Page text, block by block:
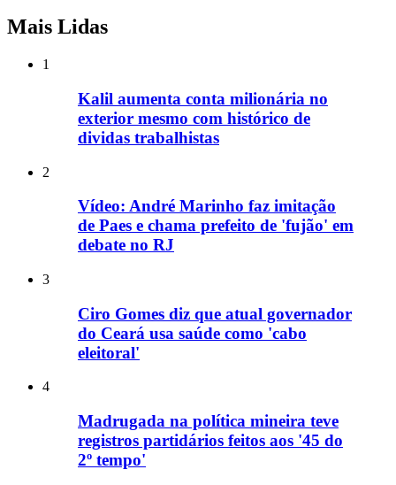
Mais Lidas
1
Kalil aumenta conta milionária no
exterior mesmo com histórico de
dividas trabalhistas
2
Vídeo: André Marinho faz imitação
de Paes e chama prefeito de 'fujão' em
debate no RJ
3
Ciro Gomes diz que atual governador
do Ceará usa saúde como 'cabo
eleitoral'
4
Madrugada na política mineira teve
registros partidários feitos aos '45 do
2º tempo'